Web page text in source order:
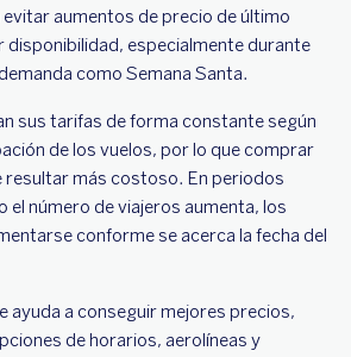
aumentos de precio de último
disponibilidad, especialmente durante
como Semana Santa.
sus tarifas de forma constante según
de los vuelos, por lo que comprar
resultar más costoso. En periodos
el número de viajeros aumenta, los
conforme se acerca la fecha del
ayuda a conseguir mejores precios,
de horarios, aerolíneas y